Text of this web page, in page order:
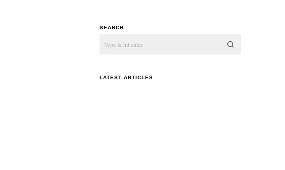
SEARCH
LATEST ARTICLES